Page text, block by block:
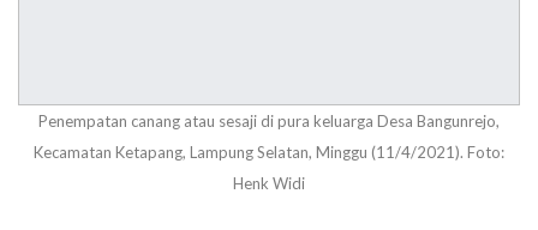
Penempatan canang atau sesaji di pura keluarga Desa Bangunrejo,
Kecamatan Ketapang, Lampung Selatan, Minggu (11/4/2021). Foto:
Henk Widi